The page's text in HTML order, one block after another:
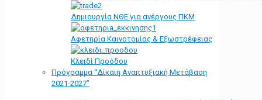
Δημιουργία ΝΘΕ για ανέργους ΠΚΜ
Αφετηρία Kαινοτομίας & Εξωστρέφειας
Κλειδί Προόδου
Πρόγραμμα “Δίκαιη Αναπτυξιακή Μετάβαση
2021-2027”